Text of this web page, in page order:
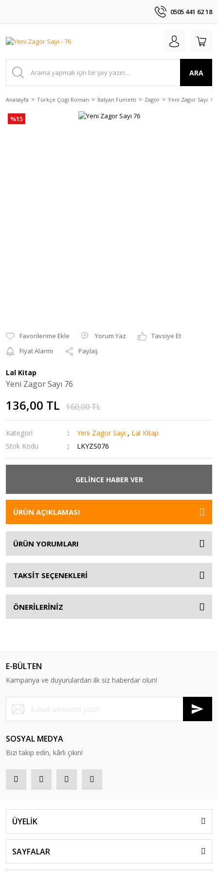
0505 441 62 18
ARA
Anasayfa Türkçe Çizgi Roman İtalyan Fumetti Zagor Yeni Zagor Sayı
%15
Yorum Yaz
Tavsiye Et
Fiyat Alarmı
Paylaş
Lal Kitap
Yeni Zagor Sayı 76
136,00 TL 160,00 TL
Kategori Yeni Zagor Sayı , Lal Kitap
Stok Kodu
LKYZS076
GELİNCE HABER VER
ÜRÜN AÇIKLAMASI
ÜRÜN YORUMLARI
TAKSİT SEÇENEKLERİ
ÖNERİLERİNİZ
E-BÜLTEN
Kampanya ve duyurulardan ilk siz haberdar olun!
SOSYAL MEDYA
Bizi takip edin, kârlı çıkın!
ÜYELİK
SAYFALAR